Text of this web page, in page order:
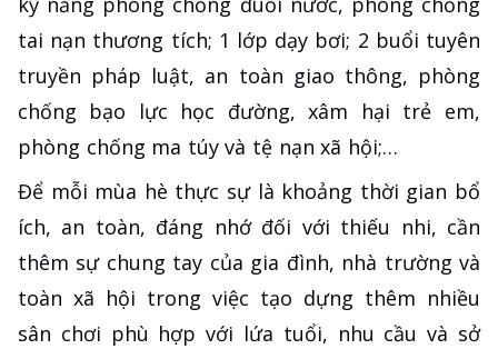
tai nạn thương tích; 1 lớp dạy bơi; 2 buổi tuyên
truyền pháp luật, an toàn giao thông, phòng
chống bạo lực học đường, xâm hại trẻ em,
phòng chống ma túy và tệ nạn xã hội;…
Để mỗi mùa hè thực sự là khoảng thời gian bổ
ích, an toàn, đáng nhớ đối với thiếu nhi, cần
thêm sự chung tay của gia đình, nhà trường và
toàn xã hội trong việc tạo dựng thêm nhiều
sân chơi phù hợp với lứa tuổi, nhu cầu và sở